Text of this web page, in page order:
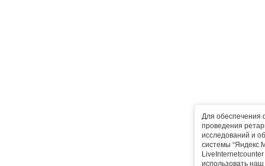
Для обеспечения
проведения
исследований и
системы
использовать